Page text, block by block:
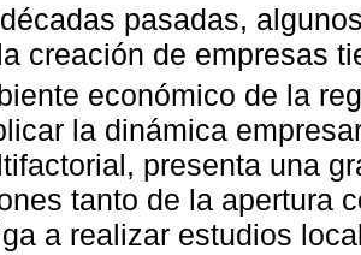
pasadas,
creación de empresas
económico de la
la dinámica
presenta una
tanto de la apertura
a realizar estudios